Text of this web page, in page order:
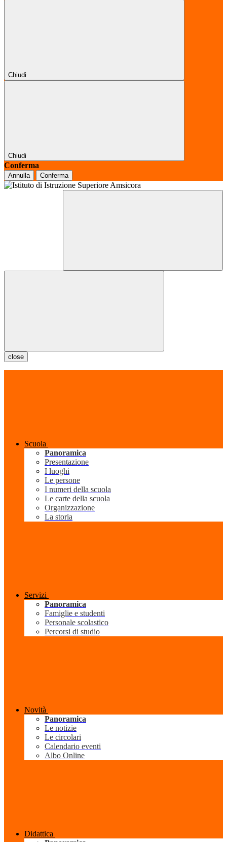
Chiudi
Chiudi
Conferma
Annulla Conferma
close
Scuola
Panoramica
Presentazione
I luoghi
Le persone
I numeri della scuola
Le carte della scuola
Organizzazione
La storia
Servizi
Panoramica
Famiglie e studenti
Personale scolastico
Percorsi di studio
Novità
Panoramica
Le notizie
Le circolari
Calendario eventi
Albo Online
Didattica